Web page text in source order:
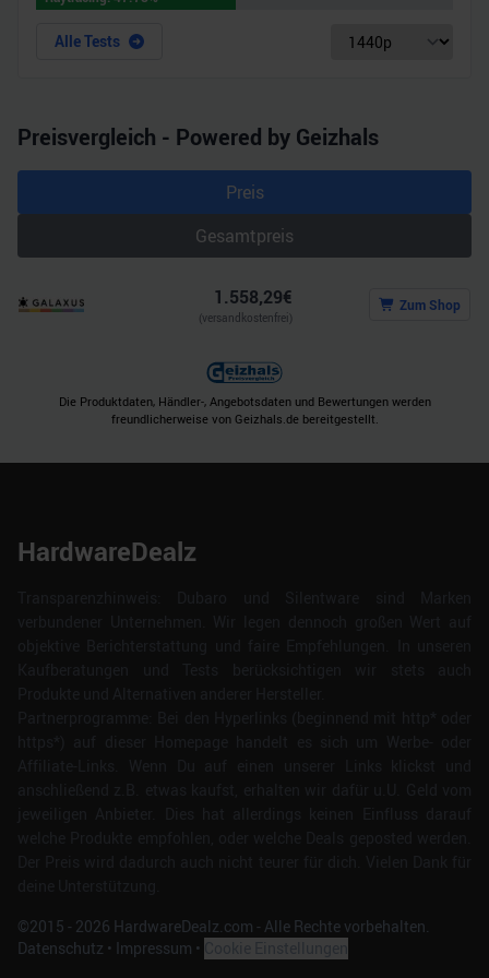
Alle Tests
Preisvergleich - Powered by Geizhals
Preis
Gesamtpreis
1.558,29€
(versandkostenfrei)
Zum Shop
Die Produktdaten, Händler-, Angebotsdaten und Bewertungen werden
freundlicherweise von Geizhals.de bereitgestellt.
HardwareDealz
©2015 - 2026 HardwareDealz.com - Alle Rechte vorbehalten.
Datenschutz • Impressum •